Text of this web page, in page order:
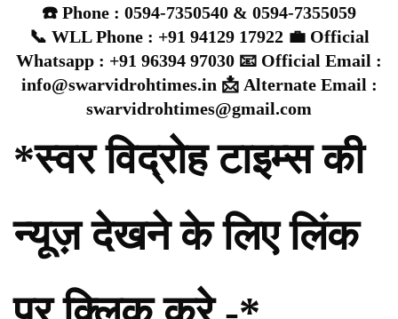
☎️ Phone : 0594-7350540 & 0594-7355059
📞 WLL Phone : +91 94129 17922 💼 Official
Whatsapp : +91 96394 97030 📧 Official Email :
info@swarvidrohtimes.in 📩 Alternate Email :
swarvidrohtimes@gmail.com
*स्वर विद्रोह टाइम्स की
न्यूज़ देखने के लिए लिंक